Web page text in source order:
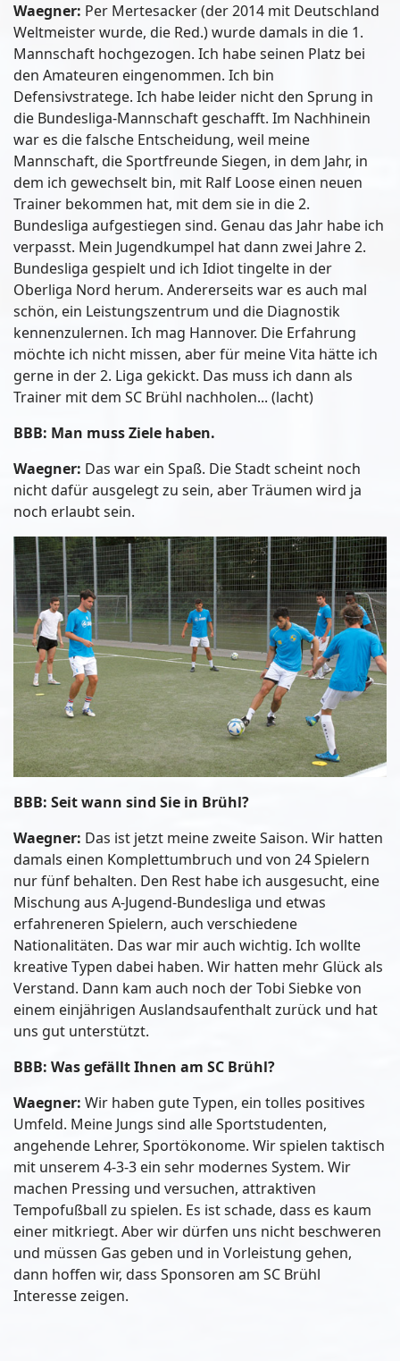
Waegner: Per Mertesacker (der 2014 mit Deutschland
Weltmeister wurde, die Red.) wurde damals in die 1.
Mannschaft hochgezogen. Ich habe seinen Platz bei
den Amateuren eingenommen. Ich bin
Defensivstratege. Ich habe leider nicht den Sprung in
die Bundesliga-Mannschaft geschafft. Im Nachhinein
war es die falsche Entscheidung, weil meine
Mannschaft, die Sportfreunde Siegen, in dem Jahr, in
dem ich gewechselt bin, mit Ralf Loose einen neuen
Trainer bekommen hat, mit dem sie in die 2.
Bundesliga aufgestiegen sind. Genau das Jahr habe ich
verpasst. Mein Jugendkumpel hat dann zwei Jahre 2.
Bundesliga gespielt und ich Idiot tingelte in der
Oberliga Nord herum. Andererseits war es auch mal
schön, ein Leistungszentrum und die Diagnostik
kennenzulernen. Ich mag Hannover. Die Erfahrung
möchte ich nicht missen, aber für meine Vita hätte ich
gerne in der 2. Liga gekickt. Das muss ich dann als
Trainer mit dem SC Brühl nachholen... (lacht)
BBB: Man muss Ziele haben.
Waegner: Das war ein Spaß. Die Stadt scheint noch
nicht dafür ausgelegt zu sein, aber Träumen wird ja
noch erlaubt sein.
BBB: Seit wann sind Sie in Brühl?
Waegner: Das ist jetzt meine zweite Saison. Wir hatten
damals einen Komplettumbruch und von 24 Spielern
nur fünf behalten. Den Rest habe ich ausgesucht, eine
Mischung aus A-Jugend-Bundesliga und etwas
erfahreneren Spielern, auch verschiedene
Nationalitäten. Das war mir auch wichtig. Ich wollte
kreative Typen dabei haben. Wir hatten mehr Glück als
Verstand. Dann kam auch noch der Tobi Siebke von
einem einjährigen Auslandsaufenthalt zurück und hat
uns gut unterstützt.
BBB: Was gefällt Ihnen am SC Brühl?
Waegner: Wir haben gute Typen, ein tolles positives
Umfeld. Meine Jungs sind alle Sportstudenten,
angehende Lehrer, Sportökonome. Wir spielen taktisch
mit unserem 4-3-3 ein sehr modernes System. Wir
machen Pressing und versuchen, attraktiven
Tempofußball zu spielen. Es ist schade, dass es kaum
einer mitkriegt. Aber wir dürfen uns nicht beschweren
und müssen Gas geben und in Vorleistung gehen,
dann hoffen wir, dass Sponsoren am SC Brühl
Interesse zeigen.